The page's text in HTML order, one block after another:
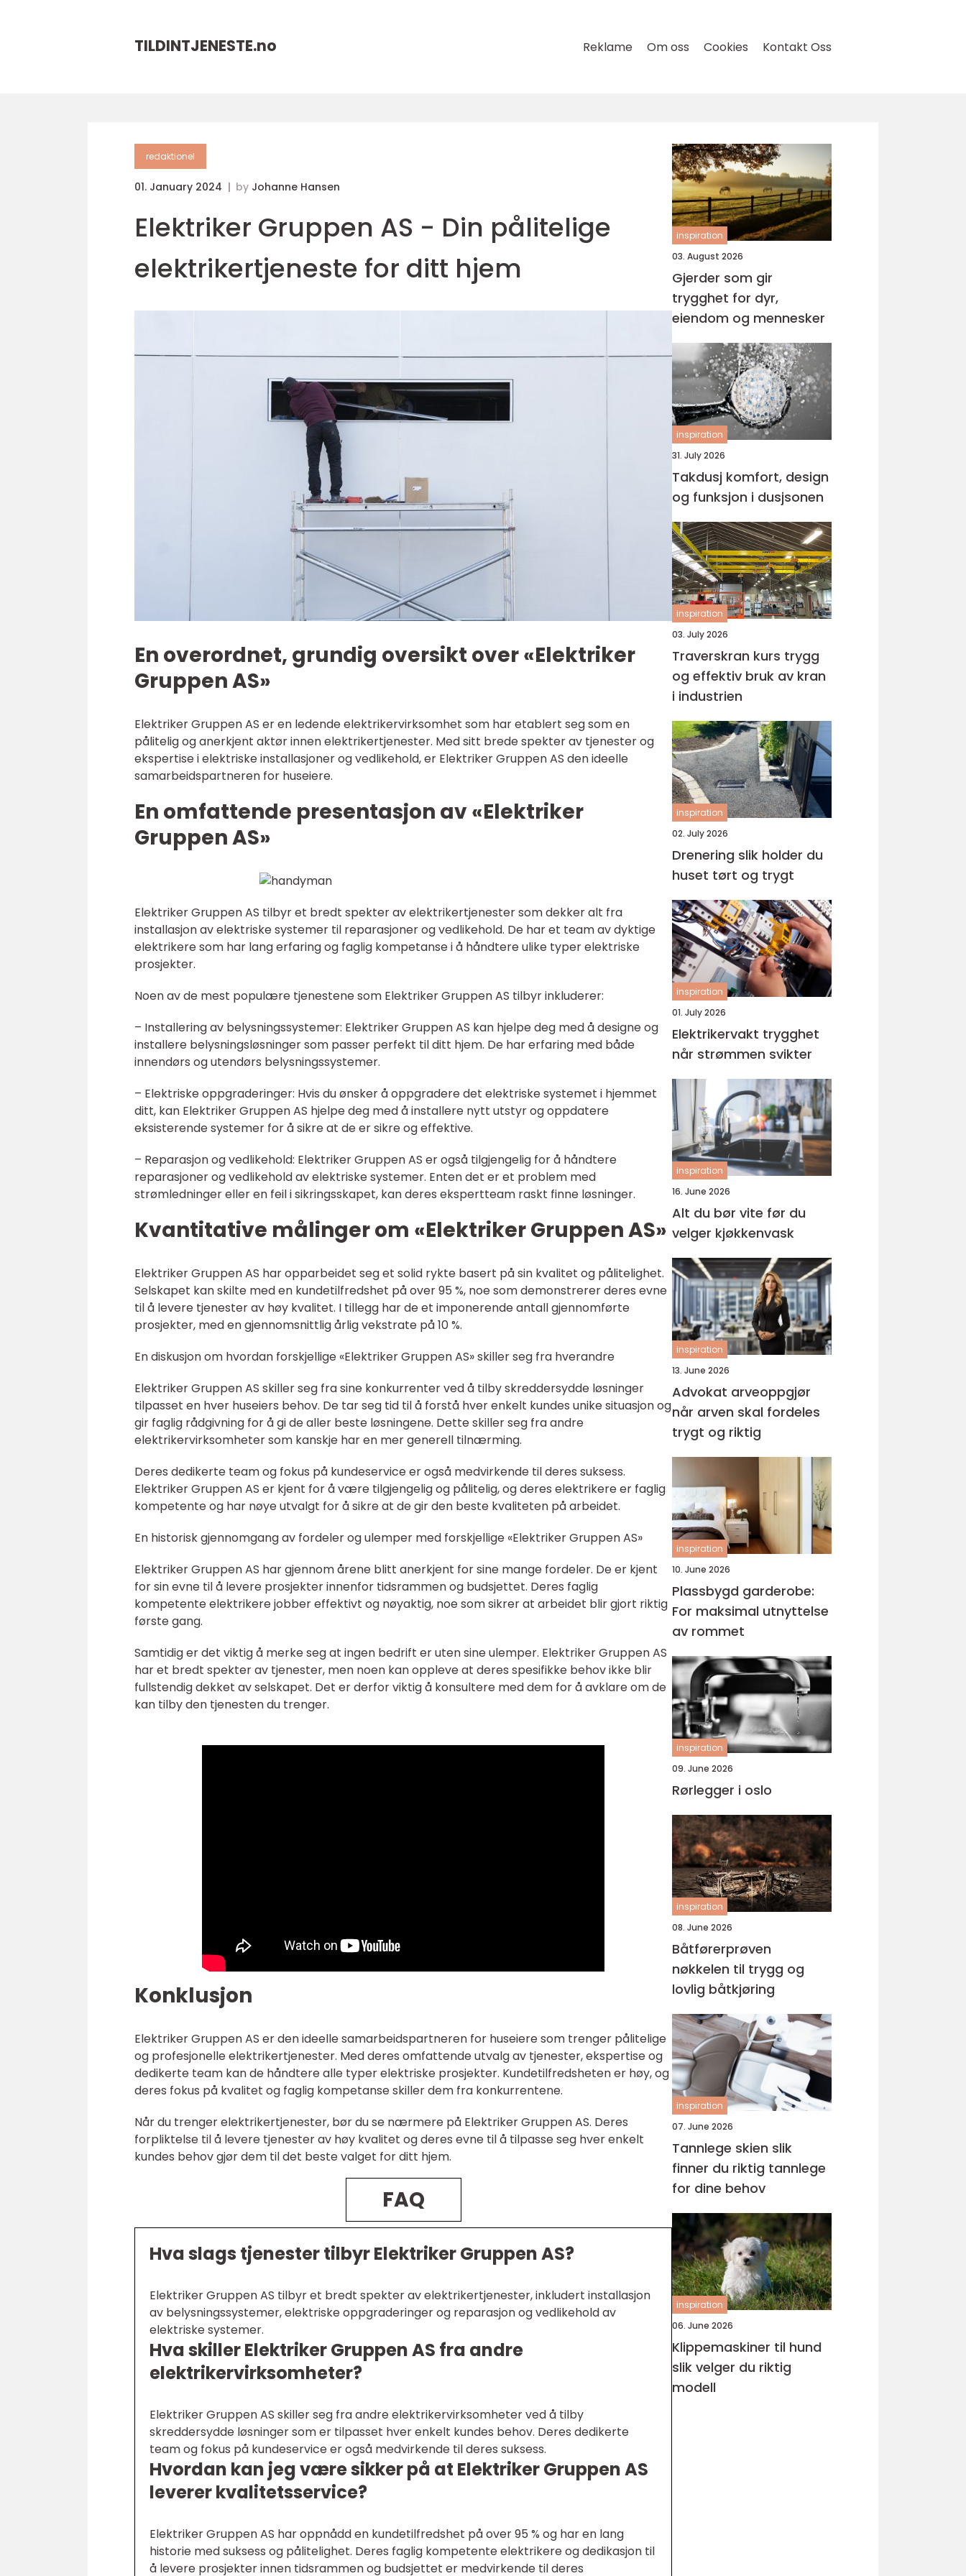
TILDINTJENESTE.no Reklame Om oss Cookies Kontakt Oss
redaktionel
01. January 2024 by Johanne Hansen
Elektriker Gruppen AS - Din pålitelige
elektrikertjeneste for ditt hjem
En overordnet, grundig oversikt over «Elektriker
Gruppen AS»
Elektriker Gruppen AS er en ledende elektrikervirksomhet som har etablert seg som en
pålitelig og anerkjent aktør innen elektrikertjenester. Med sitt brede spekter av tjenester og
ekspertise i elektriske installasjoner og vedlikehold, er Elektriker Gruppen AS den ideelle
samarbeidspartneren for huseiere.
En omfattende presentasjon av «Elektriker
Gruppen AS»
Elektriker Gruppen AS tilbyr et bredt spekter av elektrikertjenester som dekker alt fra
installasjon av elektriske systemer til reparasjoner og vedlikehold. De har et team av dyktige
elektrikere som har lang erfaring og faglig kompetanse i å håndtere ulike typer elektriske
prosjekter.
Noen av de mest populære tjenestene som Elektriker Gruppen AS tilbyr inkluderer:
– Installering av belysningssystemer: Elektriker Gruppen AS kan hjelpe deg med å designe og
installere belysningsløsninger som passer perfekt til ditt hjem. De har erfaring med både
innendørs og utendørs belysningssystemer.
– Elektriske oppgraderinger: Hvis du ønsker å oppgradere det elektriske systemet i hjemmet
ditt, kan Elektriker Gruppen AS hjelpe deg med å installere nytt utstyr og oppdatere
eksisterende systemer for å sikre at de er sikre og effektive.
– Reparasjon og vedlikehold: Elektriker Gruppen AS er også tilgjengelig for å håndtere
reparasjoner og vedlikehold av elektriske systemer. Enten det er et problem med
strømledninger eller en feil i sikringsskapet, kan deres ekspertteam raskt finne løsninger.
Kvantitative målinger om «Elektriker Gruppen AS»
Elektriker Gruppen AS har opparbeidet seg et solid rykte basert på sin kvalitet og pålitelighet.
Selskapet kan skilte med en kundetilfredshet på over 95 %, noe som demonstrerer deres evne
til å levere tjenester av høy kvalitet. I tillegg har de et imponerende antall gjennomførte
prosjekter, med en gjennomsnittlig årlig vekstrate på 10 %.
En diskusjon om hvordan forskjellige «Elektriker Gruppen AS» skiller seg fra hverandre
Elektriker Gruppen AS skiller seg fra sine konkurrenter ved å tilby skreddersydde løsninger
tilpasset en hver huseiers behov. De tar seg tid til å forstå hver enkelt kundes unike situasjon og
gir faglig rådgivning for å gi de aller beste løsningene. Dette skiller seg fra andre
elektrikervirksomheter som kanskje har en mer generell tilnærming.
Deres dedikerte team og fokus på kundeservice er også medvirkende til deres suksess.
Elektriker Gruppen AS er kjent for å være tilgjengelig og pålitelig, og deres elektrikere er faglig
kompetente og har nøye utvalgt for å sikre at de gir den beste kvaliteten på arbeidet.
En historisk gjennomgang av fordeler og ulemper med forskjellige «Elektriker Gruppen AS»
Elektriker Gruppen AS har gjennom årene blitt anerkjent for sine mange fordeler. De er kjent
for sin evne til å levere prosjekter innenfor tidsrammen og budsjettet. Deres faglig
kompetente elektrikere jobber effektivt og nøyaktig, noe som sikrer at arbeidet blir gjort riktig
første gang.
Samtidig er det viktig å merke seg at ingen bedrift er uten sine ulemper. Elektriker Gruppen AS
har et bredt spekter av tjenester, men noen kan oppleve at deres spesifikke behov ikke blir
fullstendig dekket av selskapet. Det er derfor viktig å konsultere med dem for å avklare om de
kan tilby den tjenesten du trenger.
Konklusjon
Elektriker Gruppen AS er den ideelle samarbeidspartneren for huseiere som trenger pålitelige
og profesjonelle elektrikertjenester. Med deres omfattende utvalg av tjenester, ekspertise og
dedikerte team kan de håndtere alle typer elektriske prosjekter. Kundetilfredsheten er høy, og
deres fokus på kvalitet og faglig kompetanse skiller dem fra konkurrentene.
Når du trenger elektrikertjenester, bør du se nærmere på Elektriker Gruppen AS. Deres
forpliktelse til å levere tjenester av høy kvalitet og deres evne til å tilpasse seg hver enkelt
kundes behov gjør dem til det beste valget for ditt hjem.
FAQ
Hva slags tjenester tilbyr Elektriker Gruppen AS?
Elektriker Gruppen AS tilbyr et bredt spekter av elektrikertjenester, inkludert installasjon
av belysningssystemer, elektriske oppgraderinger og reparasjon og vedlikehold av
elektriske systemer.
Hva skiller Elektriker Gruppen AS fra andre
elektrikervirksomheter?
Elektriker Gruppen AS skiller seg fra andre elektrikervirksomheter ved å tilby
skreddersydde løsninger som er tilpasset hver enkelt kundes behov. Deres dedikerte
team og fokus på kundeservice er også medvirkende til deres suksess.
Hvordan kan jeg være sikker på at Elektriker Gruppen AS
leverer kvalitetsservice?
Elektriker Gruppen AS har oppnådd en kundetilfredshet på over 95 % og har en lang
historie med suksess og pålitelighet. Deres faglig kompetente elektrikere og dedikasjon til
å levere prosjekter innen tidsrammen og budsjettet er medvirkende til deres
inspiration
03. August 2026
Gjerder som gir
trygghet for dyr,
eiendom og mennesker
inspiration
31. July 2026
Takdusj komfort, design
og funksjon i dusjsonen
inspiration
03. July 2026
Traverskran kurs trygg
og effektiv bruk av kran
i industrien
inspiration
02. July 2026
Drenering slik holder du
huset tørt og trygt
inspiration
01. July 2026
Elektrikervakt trygghet
når strømmen svikter
inspiration
16. June 2026
Alt du bør vite før du
velger kjøkkenvask
inspiration
13. June 2026
Advokat arveoppgjør
når arven skal fordeles
trygt og riktig
inspiration
10. June 2026
Plassbygd garderobe:
For maksimal utnyttelse
av rommet
inspiration
09. June 2026
Rørlegger i oslo
inspiration
08. June 2026
Båtførerprøven
nøkkelen til trygg og
lovlig båtkjøring
inspiration
07. June 2026
Tannlege skien slik
finner du riktig tannlege
for dine behov
inspiration
06. June 2026
Klippemaskiner til hund
slik velger du riktig
modell